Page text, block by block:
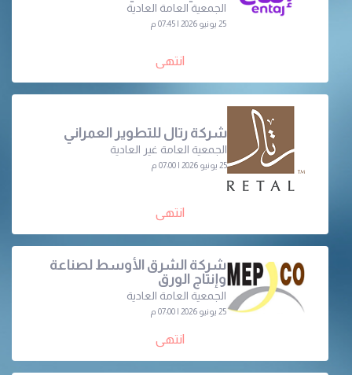
الجمعية العامة العادية
25 يونيو 2026 | 07:45 م
انتهى
شركة رتال للتطوير العمراني
الجمعية العامة غير العادية
25 يونيو 2026 | 07:00 م
انتهى
شركة الشرق الأوسط لصناعة
وإنتاج الورق
الجمعية العامة العادية
25 يونيو 2026 | 07:00 م
انتهى